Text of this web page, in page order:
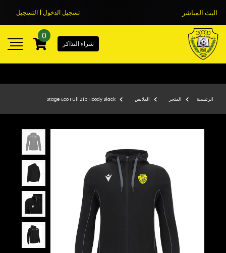
البث المباشر تسجيل الدخول | التسجيل
شراء التذاكر
0
الرئيسية المتجر الملابس Stage Eco Full Zip Hoody Black